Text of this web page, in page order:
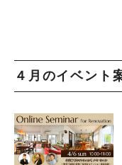
４月のイベント